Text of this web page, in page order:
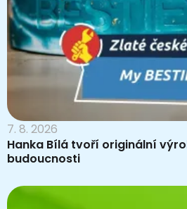
7. 8. 2026
Hanka Bílá tvoří originální
budoucnosti